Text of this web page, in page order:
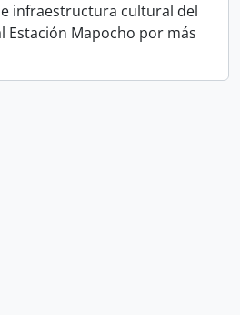
infraestructura cultural del
Estación Mapocho por más